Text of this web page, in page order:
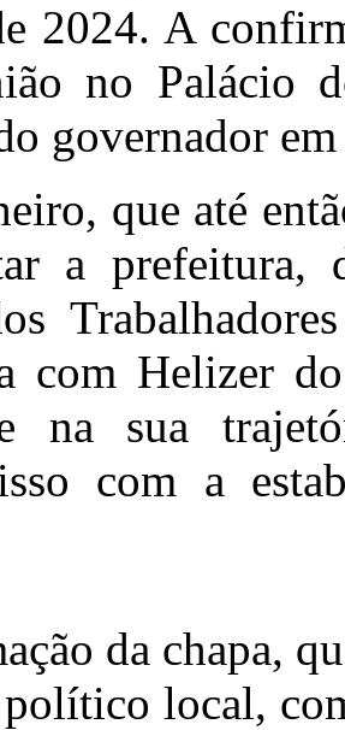
2024. A
no Palácio
governador
que até
a prefeitura,
com Helizer
na sua
com a
da chapa,
local,